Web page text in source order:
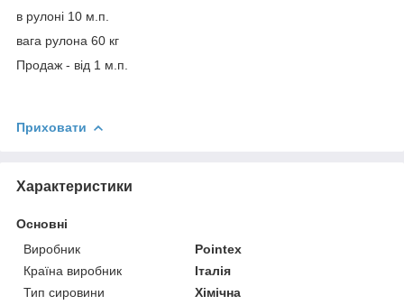
в рулоні 10 м.п.
вага рулона 60 кг
Продаж - від 1 м.п.
Приховати
Характеристики
Основні
Виробник
Pointex
Країна виробник
Італія
Тип сировини
Хімічна